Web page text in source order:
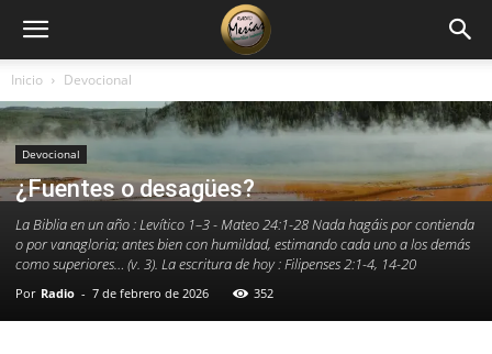
Inicio Devocional
Devocional
¿Fuentes o desagües?
La Biblia en un año : Levítico 1–3 - Mateo 24:1-28 Nada hagáis por contienda
o por vanagloria; antes bien con humildad, estimando cada uno a los demás
como superiores… (v. 3). La escritura de hoy : Filipenses 2:1-4, 14-20
Por Radio - 7 de febrero de 2026 352